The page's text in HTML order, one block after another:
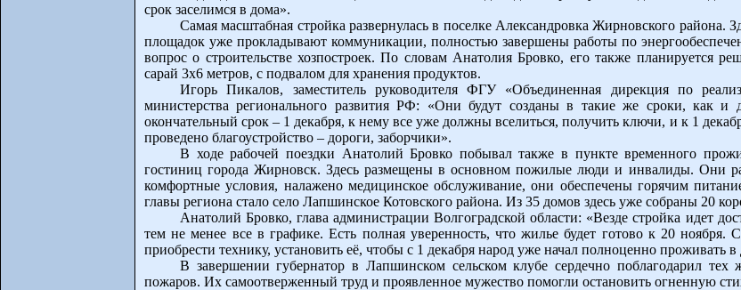
срок заселимся в дома».
Самая масштабная стройка развернулась в поселке Александровка Жирновского района.
площадок уже прокладывают коммуникации, полностью завершены работы по
вопрос о строительстве хозпостроек. По словам Анатолия Бровко, его также планируется
сарай 3x6 метров, с подвалом для хранения продуктов.
Игорь Пикалов, заместитель руководителя ФГУ «Объединенная дирекция по
министерства регионального развития РФ: «Они будут созданы в такие же сроки, как
окончательный срок – 1 декабря, к нему все уже должны вселиться, получить ключи, и к 1
проведено благоустройство – дороги, заборчики».
В ходе рабочей поездки Анатолий Бровко побывал также в пункте временного
гостиниц города Жирновск. Здесь размещены в основном пожилые люди и инвалиды. Они
комфортные условия, налажено медицинское обслуживание, они обеспечены горячим
главы региона стало село Лапшинское Котовского района. Из 35 домов здесь уже собраны 20
Анатолий Бровко, глава администрации Волгоградской области: «Везде стройка идет
тем не менее все в графике. Есть полная уверенность, что жилье будет готово к 20 ноября.
приобрести технику, установить её, чтобы с 1 декабря народ уже начал полноценно проживать в
В завершении губернатор в Лапшинском сельском клубе сердечно поблагодарил
пожаров. Их самоотверженный труд и проявленное мужество помогли остановить огненную